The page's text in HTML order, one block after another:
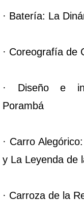
· Batería: La
· Coreografía de
· Diseño e
Porambá
· Carro
y La Leyenda de
· Carroza de la